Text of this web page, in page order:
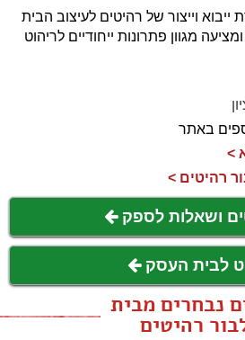
וייצור של רהיטים לעיצוב הבית
אשר נוסדה בשנת 1991 ומציעה מגוון פתרונות ייחודיים לריהוט
באתר
>
רהיטים >
ושאלות לספק
לבית העסק
נבחרים מבית
רהיטים